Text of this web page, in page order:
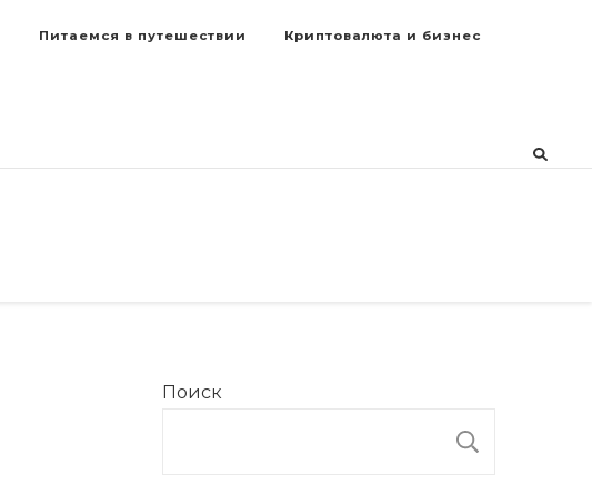
Питаемся в путешествии Криптовалюта и бизнес
Поиск